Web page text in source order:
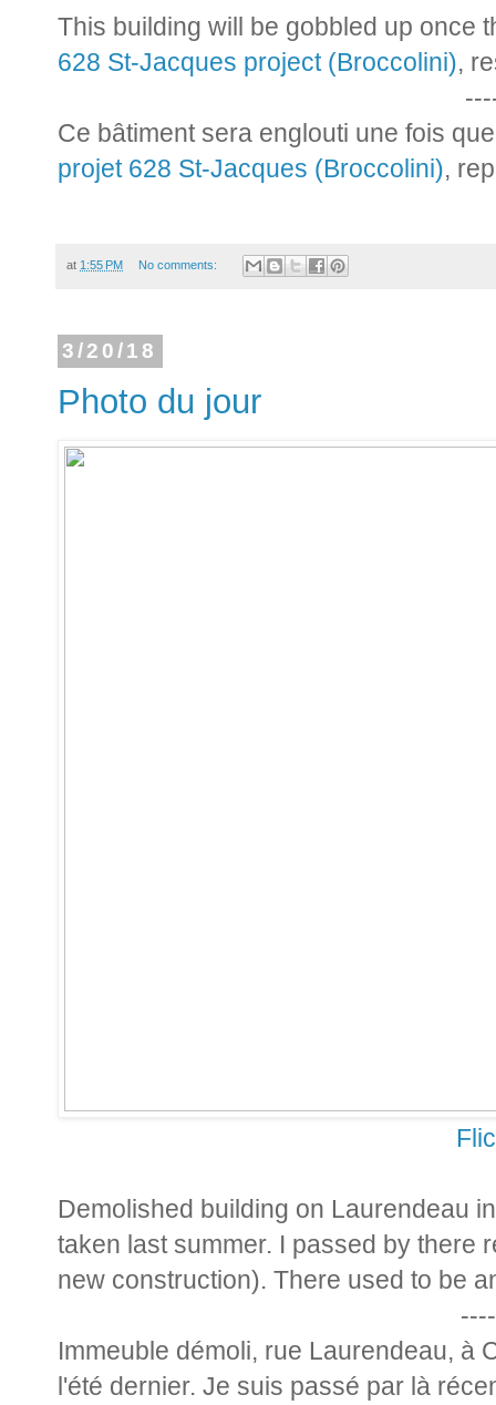
This building will be gobbled up once
628 St-Jacques project (Broccolini),
Ce bâtiment sera englouti une fois
projet 628 St-Jacques (Broccolini),
at 1:55 PM No comments:
3/20/18
Photo du jour
Demolished building on Laurendeau
taken last summer. I passed by there
new construction). There used to be
Immeuble démoli, rue Laurendeau, à
l'été dernier. Je suis passé par là